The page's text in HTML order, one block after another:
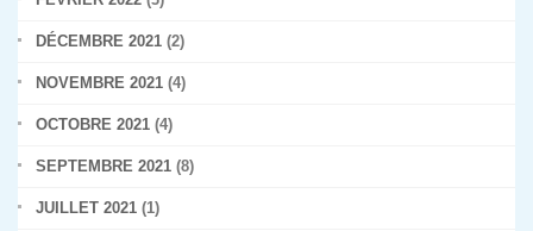
DÉCEMBRE 2021 (2)
NOVEMBRE 2021 (4)
OCTOBRE 2021 (4)
SEPTEMBRE 2021 (8)
JUILLET 2021 (1)